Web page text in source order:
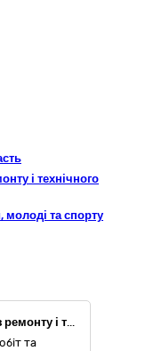
і технічного
молоді та спорту
ДК 021:2015 – 50410000-2 «Послуги з ремонту і технічного обслуговування вимірювальних, випробувальних і контрольних приладів» (Послуги з технічного обслуговування лічильника тепла)
та